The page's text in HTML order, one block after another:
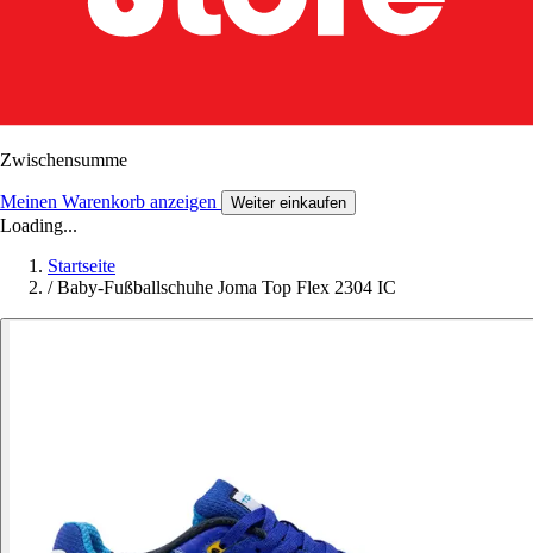
Zwischensumme
Meinen Warenkorb anzeigen Weiter einkaufen
Loading...
Startseite
/ Baby-Fußballschuhe Joma Top Flex 2304 IC